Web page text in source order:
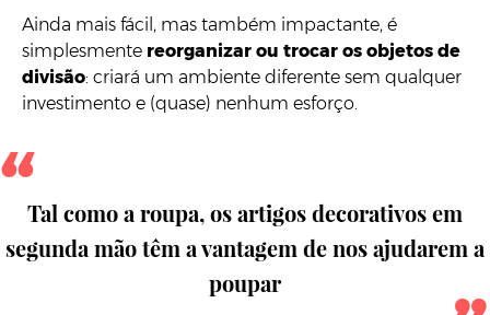
Ainda mais fácil, mas também impactante, é
simplesmente reorganizar ou trocar os objetos de
divisão: criará um ambiente diferente sem qualquer
investimento e (quase) nenhum esforço.
Tal como a roupa, os artigos decorativos em
segunda mão têm a vantagem de nos ajudarem a
poupar